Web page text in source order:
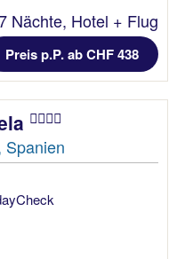
Nächte, Hotel + Flug
Preis p.P. ab CHF 438
Spanien